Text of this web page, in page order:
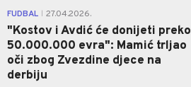
FUDBAL 27.04.2026.
"Kostov i Avdić će donijeti preko
50.000.000 evra": Mamić trljao
oči zbog Zvezdine djece na
derbiju